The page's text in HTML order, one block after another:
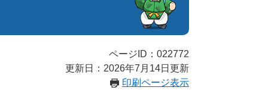
ページID：022772
更新日：2026年7月14日更新
印刷ページ表示